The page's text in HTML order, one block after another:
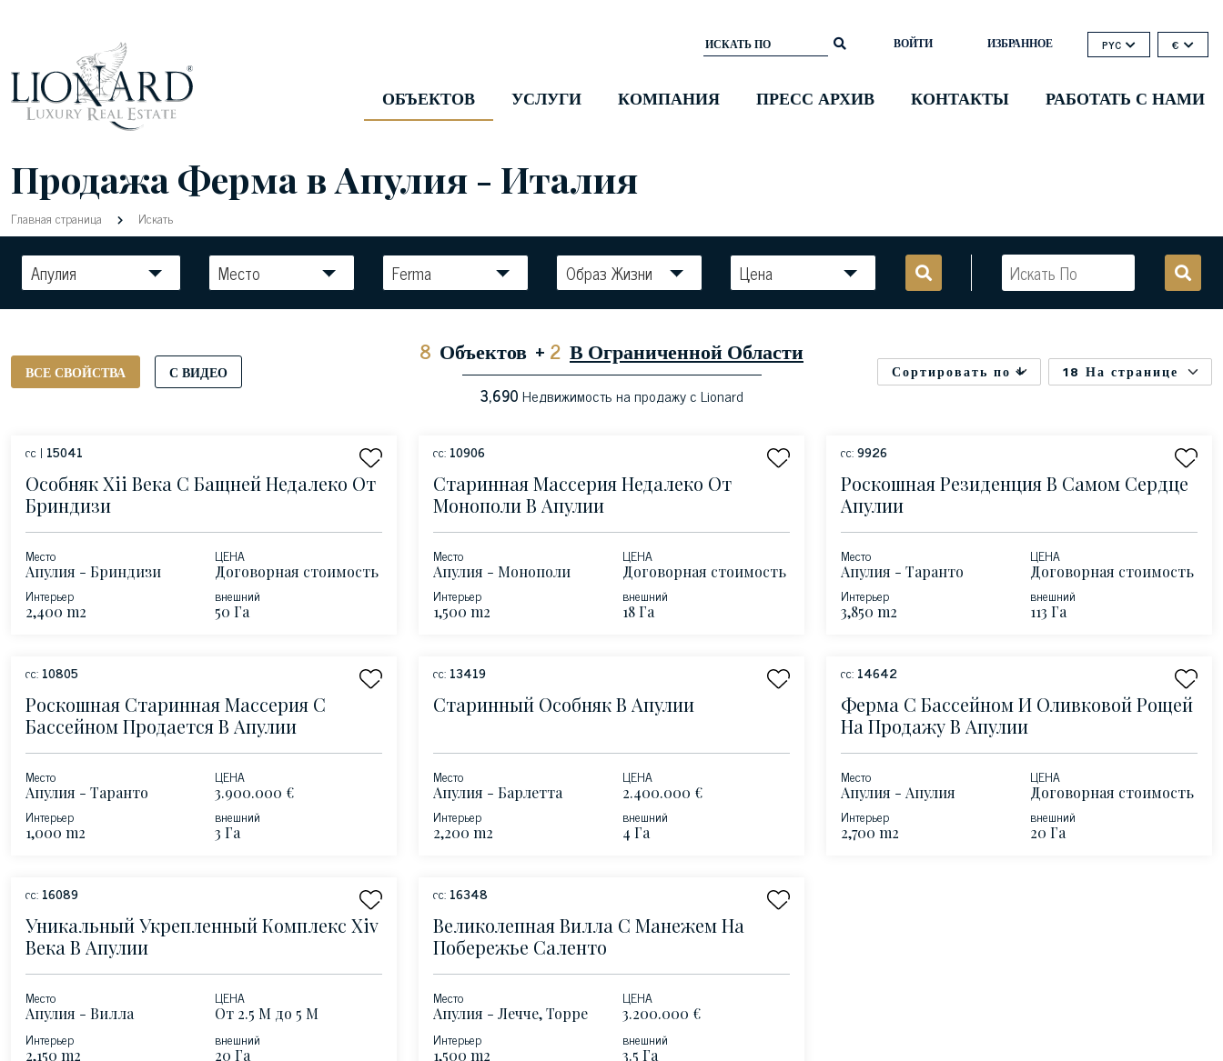
ВОЙТИ ИЗБРАННОЕ PYC €
ОБЪЕКТОВ УСЛУГИ КОМПАНИЯ ПРЕСС АРХИВ КОНТАКТЫ РАБОТАТЬ С НАМИ
Продажа Ферма в Апулия - Италия
Главная страница Искать
Апулия Место Ferma Образ Жизни Цена
ВСЕ СВОЙСТВА С ВИДЕО
8 Объектов + 2 В Ограниченной Области
3,690Недвижимость на продажу с Lionard
Сортировать по 18 На странице
сс | 15041
Особняк Xii Века С Бащней Недалеко От
Бриндизи
Место
Апулия - Бриндизи
ЦЕНА
Договорная стоимость
Интерьер
2,400 m2
внешний
50 Га
сс: 10906
Старинная Массерия Недалеко От
Монополи В Апулии
Место
Апулия - Монополи
ЦЕНА
Договорная стоимость
Интерьер
1,500 m2
внешний
18 Га
сс:9926
Роскошная Резиденция В Самом Сердце
Апулии
Место
Апулия - Таранто
ЦЕНА
Договорная стоимость
Интерьер
3,850 m2
внешний
113 Га
сс: 10805
Роскошная Старинная Массерия С
Бассейном Продается В Апулии
Место
Апулия - Таранто
ЦЕНА
3.900.000 €
Интерьер
1,000 m2
внешний
3 Га
сс: 13419
Старинный Особняк В Апулии
Место
Апулия - Барлетта
ЦЕНА
2.400.000 €
Интерьер
2,200 m2
внешний
4 Га
сс: 14642
Ферма С Бассейном И Оливковой Рощей
На Продажу В Апулии
Место
Апулия - Апулия
ЦЕНА
Договорная стоимость
Интерьер
2,700 m2
внешний
20 Га
сс: 16089
Уникальный Укрепленный Комплекс Xiv
Века В Апулии
Место
Апулия - Вилла
Альтопьяно-делле-
ЦЕНА
От 2.5 М до 5 М
Интерьер
2,150 m2
внешний
20 Га
сс: 16348
Великолепная Вилла С Манежем На
Побережье Саленто
Место
Апулия - Лечче, Торре
ЦЕНА
3.200.000 €
Интерьер
1,500 m2
внешний
3.5 Га